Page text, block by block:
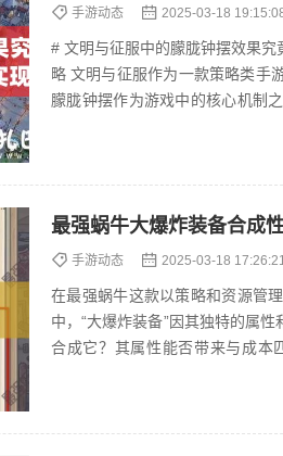
手游动态 2025-03-18
# 文明与征服中的朦胧钟摆效果
略 文明与征服作为一款策略类手游，凭借其丰富的玩法和深度的策略机制吸引了大量玩家。其中，
朦胧钟摆作为游戏中的核心机制
手游动态 2025-03-18
在最强蜗牛这款以策略和资源管
中，“大爆炸装备”因其独特的属
合成它？其属性能否带来与成本